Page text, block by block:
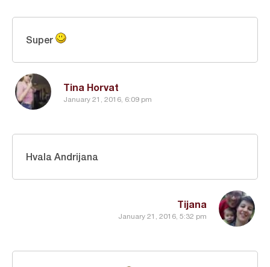
Tina Horvat
January 21, 2016, 6:09 pm
Super
Tijana
January 21, 2016, 5:32 pm
Hvala Andrijana